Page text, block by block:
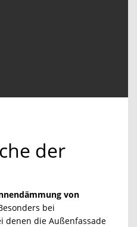
der
von
bei
denen die Außenfassade